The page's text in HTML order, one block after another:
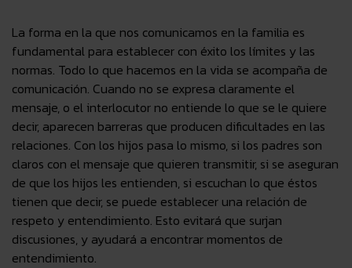
La forma en la que nos comunicamos en la familia es
fundamental para establecer con éxito los límites y las
normas. Todo lo que hacemos en la vida se acompaña de
comunicación. Cuando no se expresa claramente el
mensaje, o el interlocutor no entiende lo que se le quiere
decir, aparecen barreras que producen dificultades en las
relaciones. Con los hijos pasa lo mismo, si los padres son
claros con el mensaje que quieren transmitir, si se aseguran
de que los hijos les entienden, si escuchan lo que éstos
tienen que decir, se puede establecer una relación de
respeto y entendimiento. Esto evitará que surjan
discusiones, y ayudará a encontrar momentos de
entendimiento.